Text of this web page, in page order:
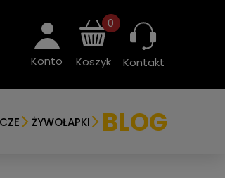
Konto Koszyk
0
Kontakt
ŻYWOŁAPKI BLOG